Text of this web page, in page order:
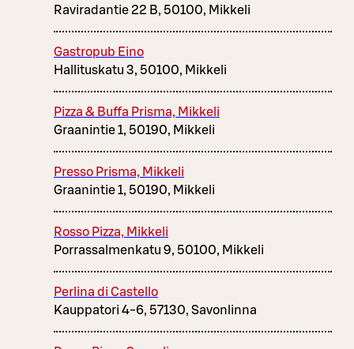
Raviradantie 22 B, 50100, Mikkeli
Gastropub Eino
Hallituskatu 3, 50100, Mikkeli
Pizza & Buffa Prisma, Mikkeli
Graanintie 1, 50190, Mikkeli
Presso Prisma, Mikkeli
Graanintie 1, 50190, Mikkeli
Rosso Pizza, Mikkeli
Porrassalmenkatu 9, 50100, Mikkeli
Perlina di Castello
Kauppatori 4-6, 57130, Savonlinna